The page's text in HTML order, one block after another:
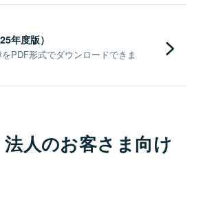
年度版）
PDF形式でダウンロードできま
人のお客さま向け